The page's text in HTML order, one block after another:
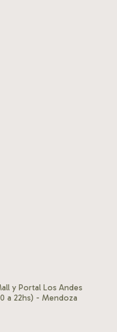
y Portal Los Andes
a 22hs) - Mendoza